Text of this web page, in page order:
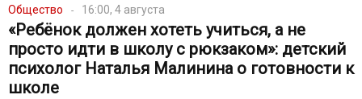
Общество 16:00, 4 августа
«Ребёнок должен хотеть учиться, а не
просто идти в школу с рюкзаком»: детский
психолог Наталья Малинина о готовности к
школе